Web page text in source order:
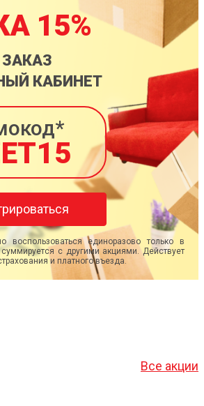
15%
КАБИНЕТ
единоразово только в
с другими акциями. Действует
и платного въезда.
Все акции